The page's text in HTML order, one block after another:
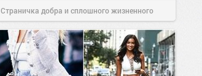
Страничка добра и сплошного жизненного
позитива!00:28Вчера